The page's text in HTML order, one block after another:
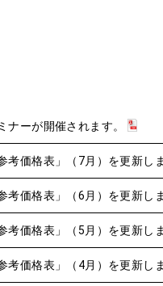
ーが開催されます。
価格表」（7月）を更新しま
価格表」（6月）を更新しま
価格表」（5月）を更新しま
価格表」（4月）を更新しま